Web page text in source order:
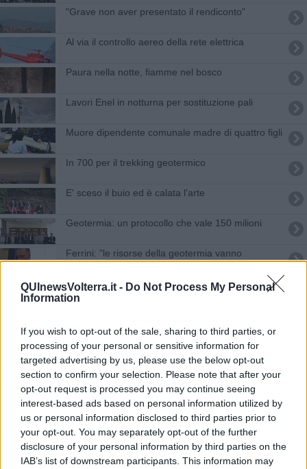
QUInewsVolterra.it - Do Not Process My Personal
Information
If you wish to opt-out of the sale, sharing to third parties, or
processing of your personal or sensitive information for
targeted advertising by us, please use the below opt-out
section to confirm your selection. Please note that after your
opt-out request is processed you may continue seeing
interest-based ads based on personal information utilized by
us or personal information disclosed to third parties prior to
your opt-out. You may separately opt-out of the further
disclosure of your personal information by third parties on the
IAB’s list of downstream participants. This information may
"Grave non aver presentato il rendiconto"
Al via il controllo aereo della rete elettrica
Paura nella notte, fiamme nel bosco
Lavori Enel in notturna per sostituzione pali
Muore dipendente comunale madre di quattro figli
In 700 per il trekking geotermico
E' sceso il buio ed è calata l'arte
Geotermia: un protocollo che vale 150 milioni
Ferrini: "le risorse della geotermia vanno
impiegate per lo sviluppo del territorio"
Continuare a governare per mantenere
l'autonomia del Comune
Una onorevole tra i soffioni
L'onorevole Braga visita il cuore della geotermia
"Con una popolazione che invecchia è essenziale
mantenere l'RSA"
Rossi: "sinergia con i Comuni del territorio per un
confronto con Enel"
Geotermia risorsa strategica: bisogna ripartire